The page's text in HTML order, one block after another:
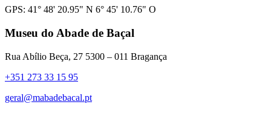
GPS: 41° 48' 20.95" N 6° 45' 10.76" O
Museu do Abade de Baçal
Rua Abílio Beça, 27 5300 – 011 Bragança
+351 273 33 15 95
geral@mabadebacal.pt